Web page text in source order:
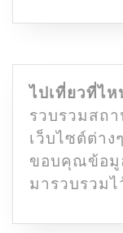
ไปเที่ยวที่ไ
รวบรวมสถ
เว็บไซต์ต่าง
ขอบคุณข้อมู
มารวบรวม